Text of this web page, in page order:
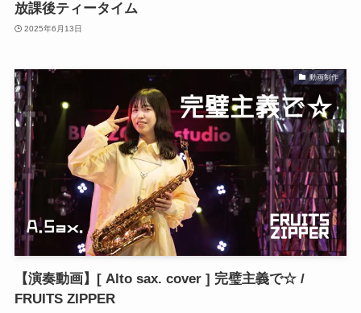
放課後ティータイム
2025年6月13日
動画制作
【演奏動画】[ Alto sax. cover ] 完璧主義で☆ /
FRUITS ZIPPER